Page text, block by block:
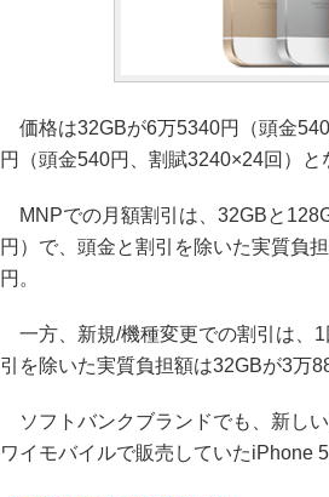
価格は32GBが6万5340円（頭金
円（頭金540円、割賦3240×24回）と
MNPでの月額割引は、32GBと
円）で、頭金と割引を除いた実質負
円。
一方、新規/機種変更での割引は、
引を除いた実質負担額は32GBが3万
ソフトバンクブランドでも、新し
ワイモバイルで販売していたiPhone